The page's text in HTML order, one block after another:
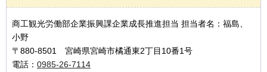
商工観光労働部企業振興課企業成長推進担当 担当者名：福島、
小野
〒880-8501 宮崎県宮崎市橘通東2丁目10番1号
電話： 0985-26-7114